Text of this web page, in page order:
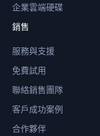
企業雲端硬碟
銷售
服務與支援
免費試用
聯絡銷售團隊
客戶成功案例
合作夥伴